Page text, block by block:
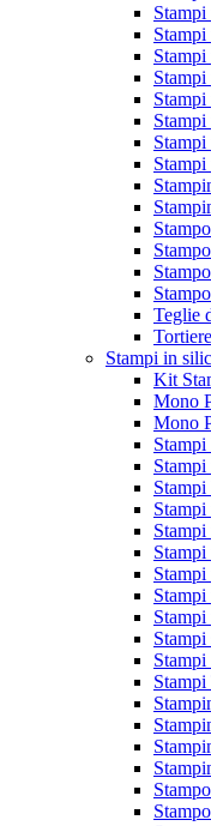
Stampi
Stampi
Stampi
Stampi
Teglie
Tortiere
Stampi in
Kit
Mono
Mono
Stampi
Stampi
Stampi
Stampi